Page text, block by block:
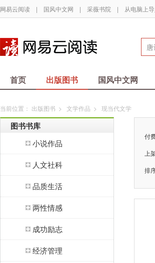
网易云阅读 | 国风中文网 | 采薇书院 | 从电脑上
首页 出版图书 国风中文网
当前位置： 出版图书 > 文学作品 > 现当代文学
图书书库
小说作品
人文社科
品质生活
两性情感
成功励志
经济管理
付
上
排